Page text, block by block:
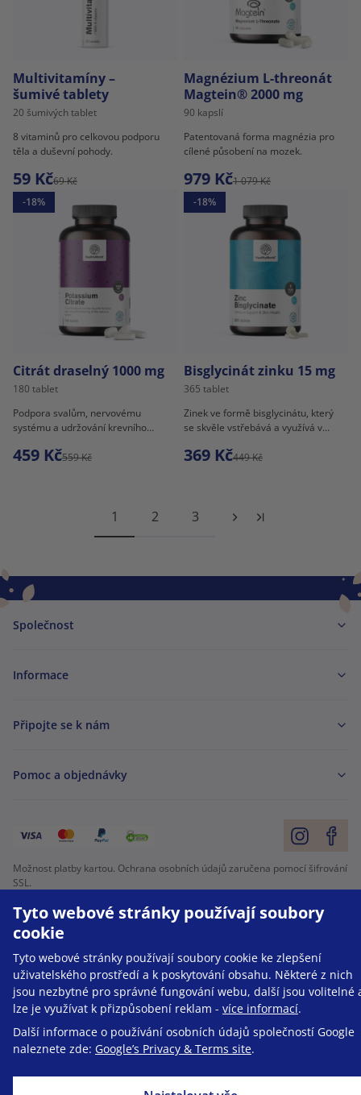
Tyto webové stránky používají soubory
cookie
Tyto webové stránky používají soubory cookie ke zlepšení
uživatelského prostředí a k poskytování obsahu. Některé z nich
jsou nezbytné pro správné fungování webu, další jsou volitelné
lze je využívat k přizpůsobení reklam - více informací.
Další informace o používání osobních údajů společností Google
naleznete zde: Google’s Privacy & Terms site.
Multivitamíny –
šumivé tablety
20 šumivých tablet
8 vitaminů pro celkovou podporu
těla a duševní pohody.
59 Kč69 Kč
Magnézium L-threonát
Magtein® 2000 mg
90 kapslí
Patentovaná forma magnézia pro
cílené působení na mozek.
979 Kč1 079 Kč
-18%
Citrát draselný 1000 mg
180 tablet
Podpora svalům, nervovému
systému a udržování krevního
459 Kč559 Kč
-18%
Bisglycinát zinku 15 mg
365 tablet
Zinek ve formě bisglycinátu, který
se skvěle vstřebává a využívá v
369 Kč449 Kč
1 2 3
Společnost
Informace
Připojte se k nám
Pomoc a objednávky
Možnost platby kartou. Ochrana osobních údajů zaručena pomocí šifrování
SSL.
Copyright © Be Healthy Group d.o.o. 2012 - 2026
Mapa stránek